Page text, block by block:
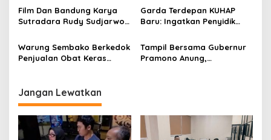
Diding Boneng
Pengurus Baru, Fokus
Konsolidasi Jelang
Musancab 13 September
Film Dan Bandung Karya
Sutradara Rudy Sudjarwo:
Secara Luas Mulai 20
Agustus 2026
Garda Terdepan KUHAP
Baru: Ingatkan Penyidik
Bersalah
Warung Sembako Berkedok
Penjualan Obat Keras
Tampil Bersama Gubernur
Pramono Anung,
Jangan Lewatkan